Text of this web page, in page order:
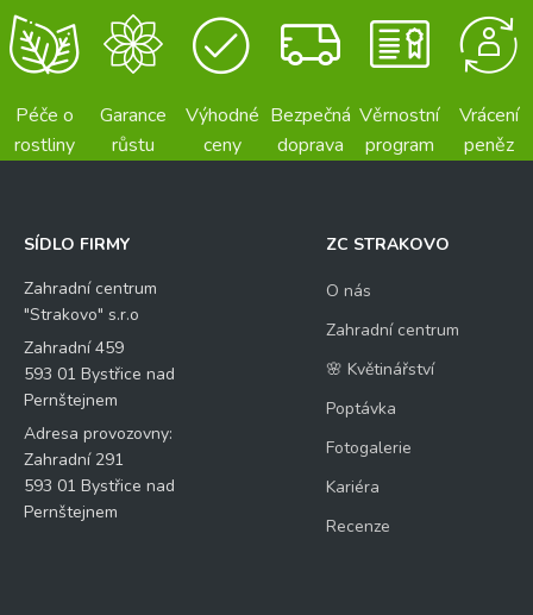
Péče o
rostliny
Garance
růstu
Výhodné
ceny
Bezpečná
doprava
Věrnostní
program
Vrácení
peněz
SÍDLO FIRMY
Zahradní centrum
"Strakovo" s.r.o
Zahradní 459
593 01 Bystřice nad
Pernštejnem
Adresa provozovny:
Zahradní 291
593 01 Bystřice nad
Pernštejnem
ZC STRAKOVO
O nás
Zahradní centrum
🌸 Květinářství
Poptávka
Fotogalerie
Kariéra
Recenze